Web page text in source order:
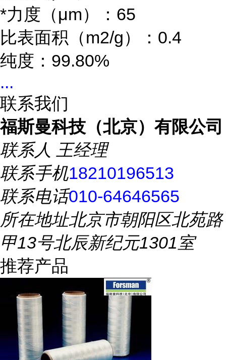
*力度（μm）：65
比表面积（m2/g）：0.4
纯度：99.80%
...
联系我们
福斯曼科技（北京）有限公司
联系人 王经理
联系手机18210196513
联系电话010-64646565
所在地址北京市朝阳区北苑路
甲13号北辰新纪元1301室
推荐产品